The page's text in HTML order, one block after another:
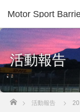
Motor Sport
活動報告
ホーム
活動報告